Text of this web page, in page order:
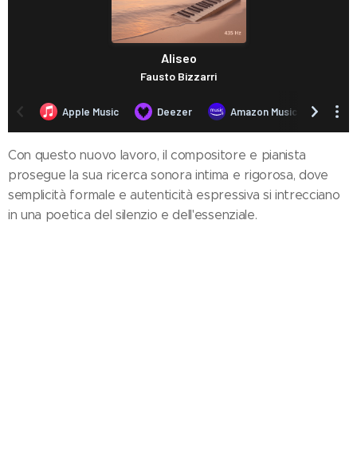
Con questo nuovo lavoro, il compositore e pianista
prosegue la sua ricerca sonora intima e rigorosa, dove
semplicità formale e autenticità espressiva si intrecciano
in una poetica del silenzio e dell'essenziale.